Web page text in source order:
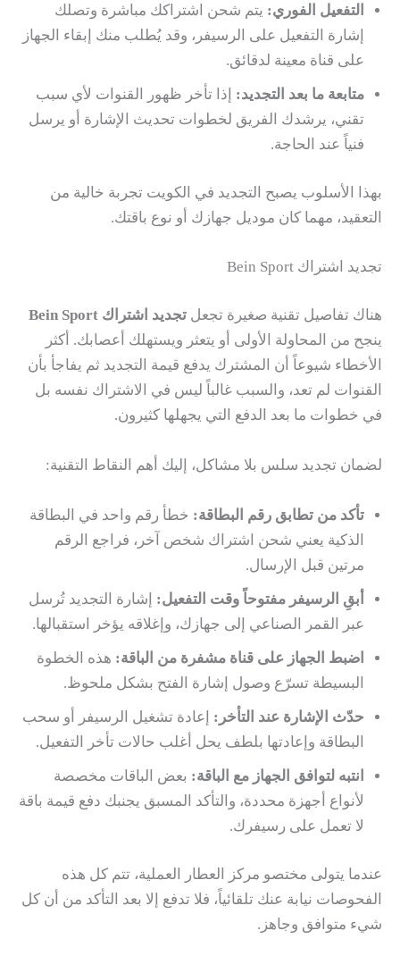
التفعيل الفوري: يتم شحن اشتراكك مباشرة وتصلك
إشارة التفعيل على الرسيفر، وقد يُطلب منك إبقاء الجهاز
على قناة معينة لدقائق.
متابعة ما بعد التجديد: إذا تأخر ظهور القنوات لأي سبب
تقني، يرشدك الفريق لخطوات تحديث الإشارة أو يرسل
فنياً عند الحاجة.
بهذا الأسلوب يصبح التجديد في الكويت تجربة خالية من
التعقيد، مهما كان موديل جهازك أو نوع باقتك.
تجديد اشتراك Bein Sport
هناك تفاصيل تقنية صغيرة تجعل تجديد اشتراك Bein Sport
ينجح من المحاولة الأولى أو يتعثر ويستهلك أعصابك. أكثر
الأخطاء شيوعاً أن المشترك يدفع قيمة التجديد ثم يفاجأ بأن
القنوات لم تعد، والسبب غالباً ليس في الاشتراك نفسه بل
في خطوات ما بعد الدفع التي يجهلها كثيرون.
لضمان تجديد سلس بلا مشاكل، إليك أهم النقاط التقنية:
تأكد من تطابق رقم البطاقة: خطأ رقم واحد في البطاقة
الذكية يعني شحن اشتراك شخص آخر، فراجع الرقم
مرتين قبل الإرسال.
أبقِ الرسيفر مفتوحاً وقت التفعيل: إشارة التجديد تُرسل
عبر القمر الصناعي إلى جهازك، وإغلاقه يؤخر استقبالها.
اضبط الجهاز على قناة مشفرة من الباقة: هذه الخطوة
البسيطة تسرّع وصول إشارة الفتح بشكل ملحوظ.
حدّث الإشارة عند التأخر: إعادة تشغيل الرسيفر أو سحب
البطاقة وإعادتها بلطف يحل أغلب حالات تأخر التفعيل.
انتبه لتوافق الجهاز مع الباقة: بعض الباقات مخصصة
لأنواع أجهزة محددة، والتأكد المسبق يجنبك دفع قيمة باقة
لا تعمل على رسيفرك.
عندما يتولى مختصو مركز العطار العملية، تتم كل هذه
الفحوصات نيابة عنك تلقائياً، فلا تدفع إلا بعد التأكد من أن كل
شيء متوافق وجاهز.